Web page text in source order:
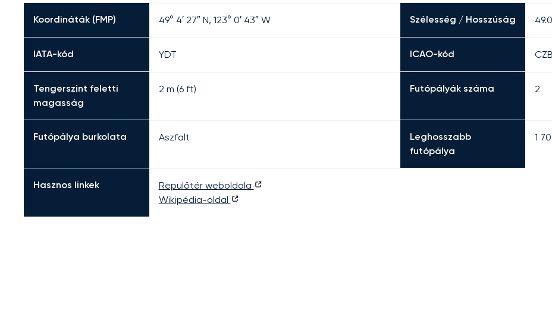
Koordináták (FMP) 49° 4′ 27″ N, 123° 0′ 43″ W Szélesség / Hosszúság
IATA-kód YDT ICAO-kód
Tengerszint feletti
magasság
2 m (6 ft) Futópályák száma 2
Futópálya burkolata Aszfalt
Leghosszabb
futópálya
1
Hasznos linkek
Repülőtér weboldala
Wikipédia-oldal